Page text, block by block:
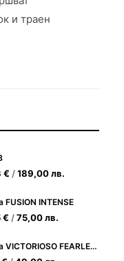
и траен
€ /189,00лв.
FUSION INTENSE
€ /75,00лв.
Lattafa VICTORIOSO FEARLESS